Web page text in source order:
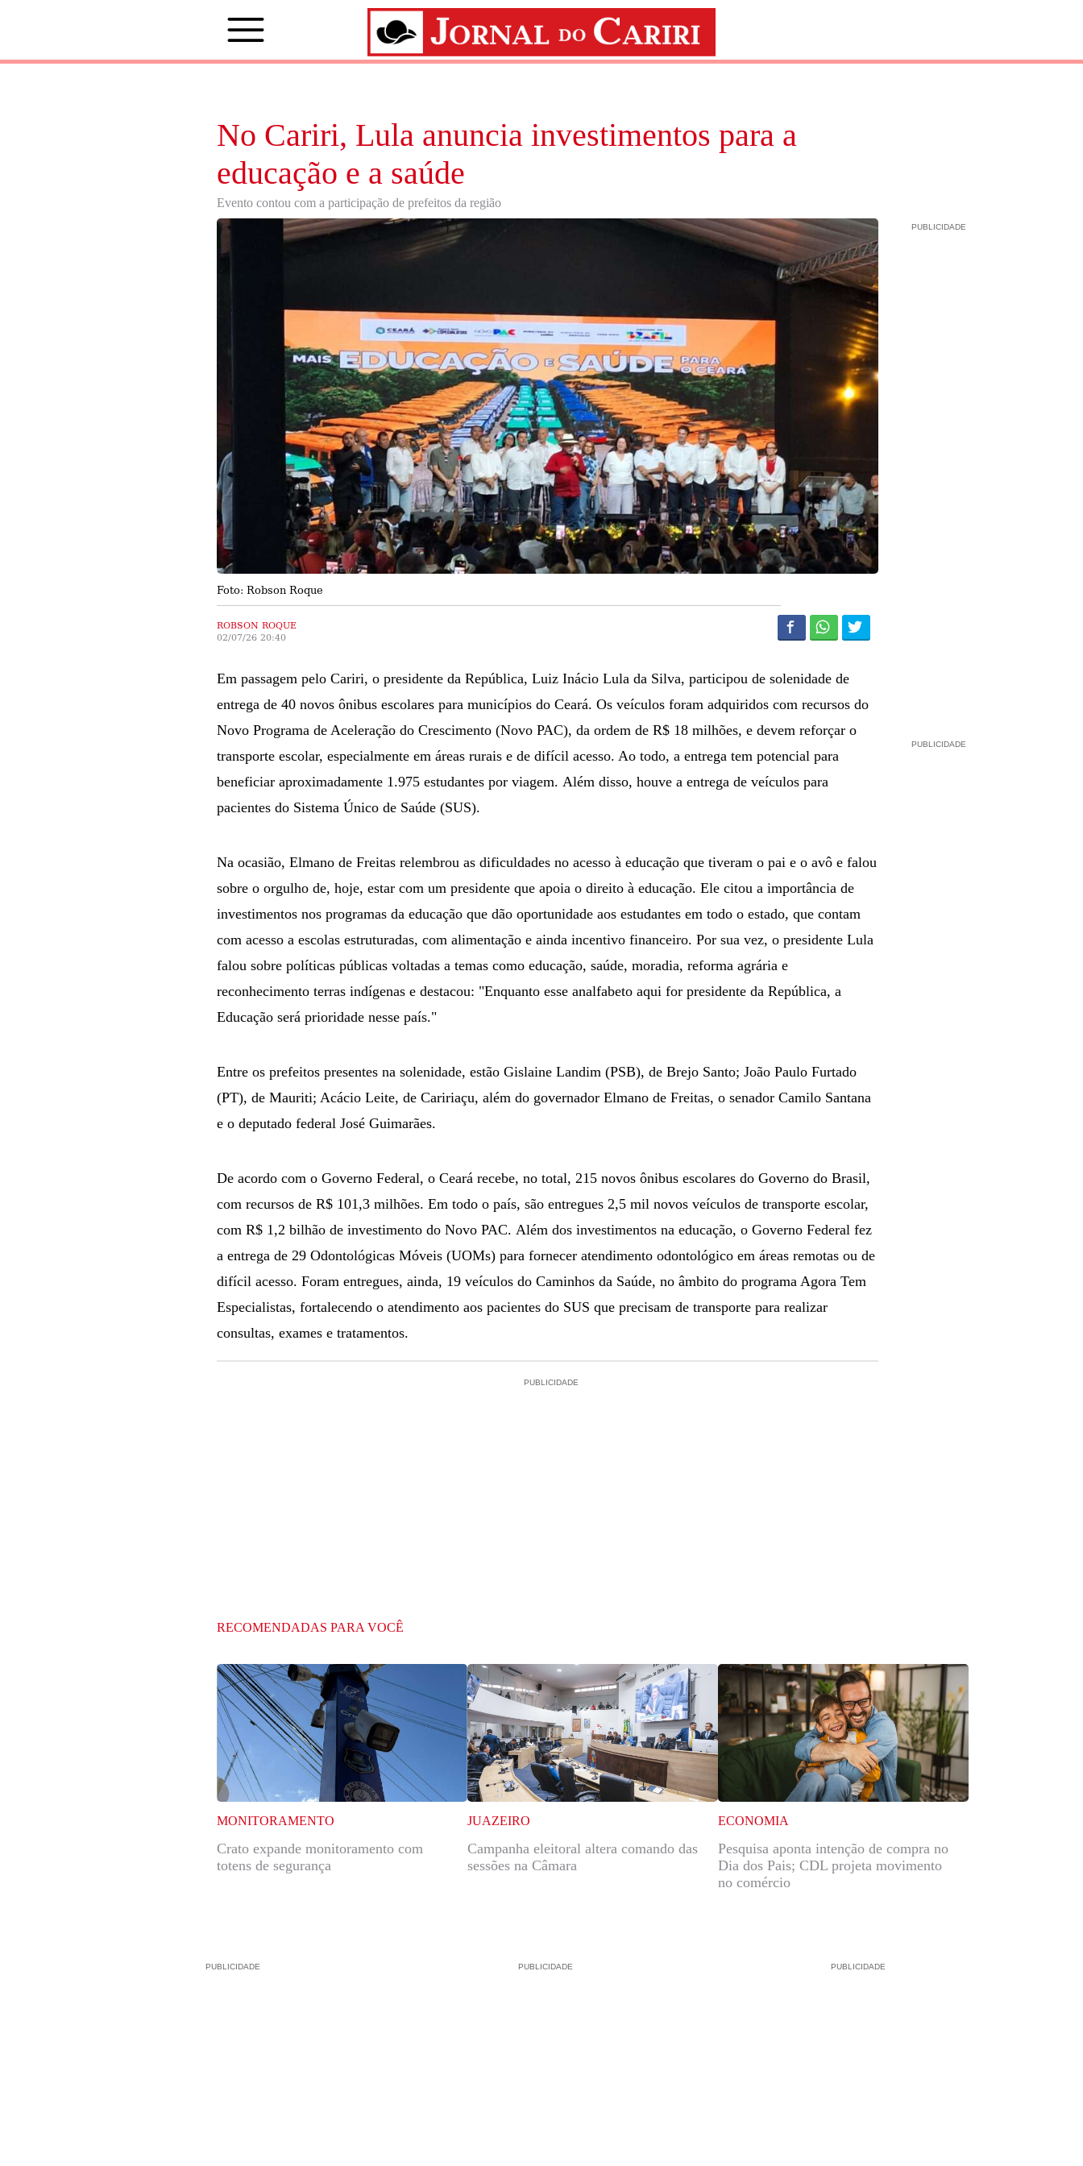
No Cariri, Lula anuncia investimentos para a
educação e a saúde
Evento contou com a participação de prefeitos da região
Foto: Robson Roque
ROBSON ROQUE
02/07/26 20:40
Em passagem pelo Cariri, o presidente da República, Luiz Inácio Lula da Silva, participou de solenidade de
entrega de 40 novos ônibus escolares para municípios do Ceará. Os veículos foram adquiridos com recursos do
Novo Programa de Aceleração do Crescimento (Novo PAC), da ordem de R$ 18 milhões, e devem reforçar o
transporte escolar, especialmente em áreas rurais e de difícil acesso. Ao todo, a entrega tem potencial para
beneficiar aproximadamente 1.975 estudantes por viagem. Além disso, houve a entrega de veículos para
pacientes do Sistema Único de Saúde (SUS).
Na ocasião, Elmano de Freitas relembrou as dificuldades no acesso à educação que tiveram o pai e o avô e falou
sobre o orgulho de, hoje, estar com um presidente que apoia o direito à educação. Ele citou a importância de
investimentos nos programas da educação que dão oportunidade aos estudantes em todo o estado, que contam
com acesso a escolas estruturadas, com alimentação e ainda incentivo financeiro. Por sua vez, o presidente Lula
falou sobre políticas públicas voltadas a temas como educação, saúde, moradia, reforma agrária e
reconhecimento terras indígenas e destacou: "Enquanto esse analfabeto aqui for presidente da República, a
Educação será prioridade nesse país."
Entre os prefeitos presentes na solenidade, estão Gislaine Landim (PSB), de Brejo Santo; João Paulo Furtado
(PT), de Mauriti; Acácio Leite, de Caririaçu, além do governador Elmano de Freitas, o senador Camilo Santana
e o deputado federal José Guimarães.
De acordo com o Governo Federal, o Ceará recebe, no total, 215 novos ônibus escolares do Governo do Brasil,
com recursos de R$ 101,3 milhões. Em todo o país, são entregues 2,5 mil novos veículos de transporte escolar,
com R$ 1,2 bilhão de investimento do Novo PAC. Além dos investimentos na educação, o Governo Federal fez
a entrega de 29 Odontológicas Móveis (UOMs) para fornecer atendimento odontológico em áreas remotas ou de
difícil acesso. Foram entregues, ainda, 19 veículos do Caminhos da Saúde, no âmbito do programa Agora Tem
Especialistas, fortalecendo o atendimento aos pacientes do SUS que precisam de transporte para realizar
consultas, exames e tratamentos.
PUBLICIDADE
PUBLICIDADE
PUBLICIDADE
RECOMENDADAS PARA VOCÊ
MONITORAMENTO
Crato expande monitoramento com
totens de segurança
JUAZEIRO
Campanha eleitoral altera comando das
sessões na Câmara
ECONOMIA
Pesquisa aponta intenção de compra no
Dia dos Pais; CDL projeta movimento
no comércio
PUBLICIDADE PUBLICIDADE PUBLICIDADE